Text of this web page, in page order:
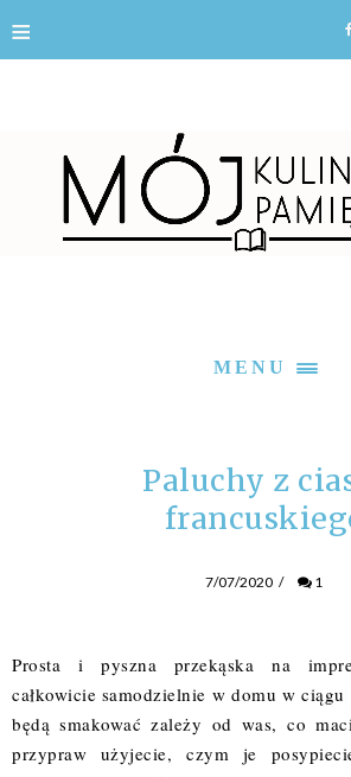
≡
MENU
Paluchy z
7/07/2020 / 1
Prosta i pyszna przekąska na
całkowicie samodzielnie w domu w
będą smakować zależy od was, co
przypraw użyjecie, czym je